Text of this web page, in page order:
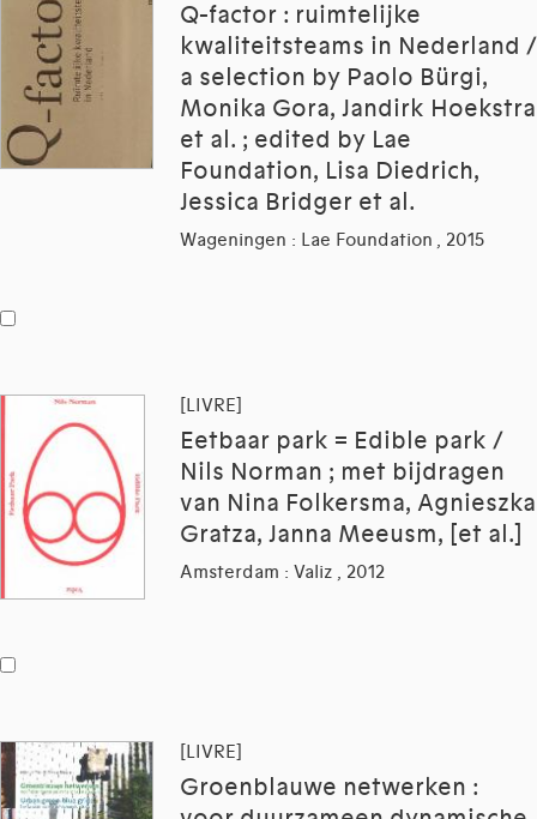
Q-factor : ruimtelijke
kwaliteitsteams in Nederland /
a selection by Paolo Bürgi,
Monika Gora, Jandirk Hoekstra
et al. ; edited by Lae
Foundation, Lisa Diedrich,
Jessica Bridger et al.
Wageningen : Lae Foundation , 2015
[LIVRE]
Eetbaar park = Edible park /
Nils Norman ; met bijdragen
van Nina Folkersma, Agnieszka
Gratza, Janna Meeusm, [et al.]
Amsterdam : Valiz , 2012
[LIVRE]
Groenblauwe netwerken :